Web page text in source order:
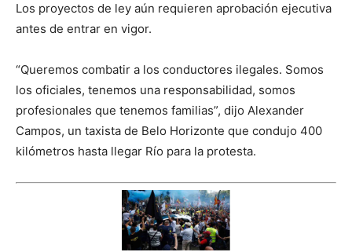
Los proyectos de ley aún requieren aprobación ejecutiva
antes de entrar en vigor.
“Queremos combatir a los conductores ilegales. Somos
los oficiales, tenemos una responsabilidad, somos
profesionales que tenemos familias”, dijo Alexander
Campos, un taxista de Belo Horizonte que condujo 400
kilómetros hasta llegar Río para la protesta.